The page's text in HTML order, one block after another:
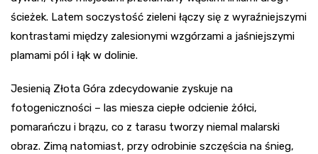
ścieżek. Latem soczystość zieleni łączy się z wyraźniejszymi
kontrastami między zalesionymi wzgórzami a jaśniejszymi
plamami pól i łąk w dolinie.
Jesienią Złota Góra zdecydowanie zyskuje na
fotogeniczności – las miesza ciepłe odcienie żółci,
pomarańczu i brązu, co z tarasu tworzy niemal malarski
obraz. Zimą natomiast, przy odrobinie szczęścia na śnieg,